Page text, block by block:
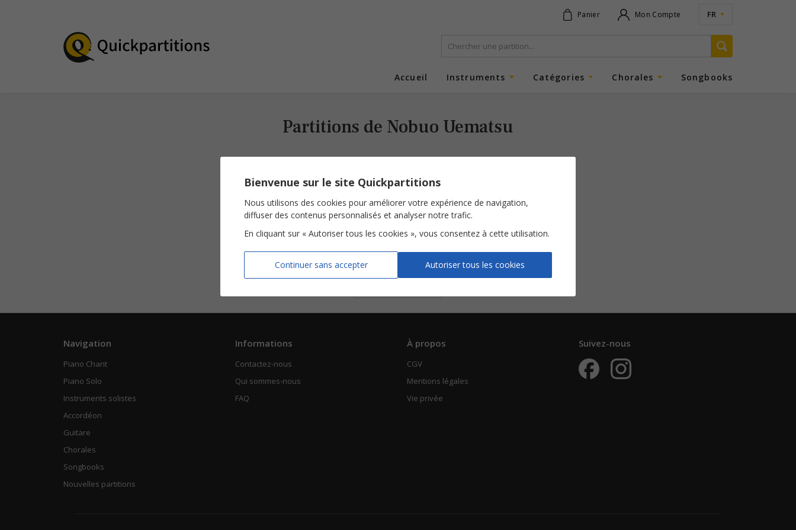
Panier Mon Compte FR
Accueil Instruments Catégories Chorales Songbooks
Partitions de Nobuo Uematsu
To Zanarkand (Final Fantasy X)
Navigation
Piano Chant
Piano Solo
Instruments solistes
Accordéon
Guitare
Chorales
Songbooks
Nouvelles partitions
Informations
Contactez-nous
Qui sommes-nous
FAQ
À propos
CGV
Mentions légales
Vie privée
Suivez-nous
Bienvenue sur le site Quickpartitions
Nous utilisons des cookies pour améliorer votre expérience de navigation,
diffuser des contenus personnalisés et analyser notre trafic.
En cliquant sur « Autoriser tous les cookies », vous consentez à cette utilisation.
Continuer sans accepter Autoriser tous les cookies